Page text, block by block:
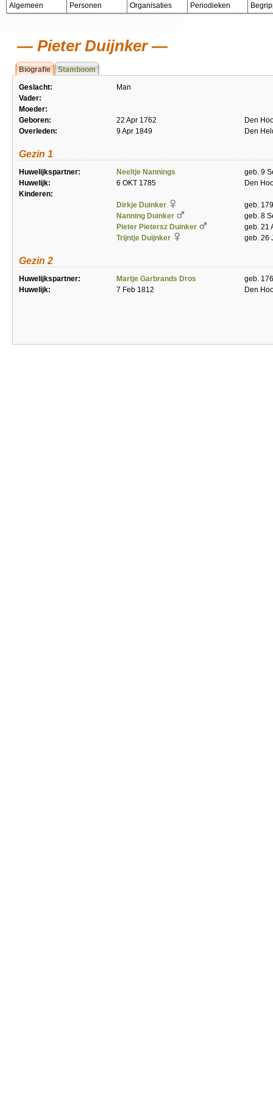
Algemeen Personen Organisaties Periodieken
Pieter Duijnker
Biografie Stamboom
Geslacht:
Man
Vader:
Moeder:
Geboren:
22 Apr 1762
Den
Overleden:
9 Apr 1849 Den
Gezin 1
Huwelijkspartner: Neeltje Nannings
geb. 9
Huwelijk:
6 OKT 1785
Den
Kinderen:
Dirkje Duinker
geb.
Nanning Duinker
geb. 8
Pieter Pietersz Duinker
geb. 21
Trijntje Duijnker
geb. 26
Gezin 2
Huwelijkspartner: Martje Garbrands Dros
geb.
Huwelijk:
7 Feb 1812 Den